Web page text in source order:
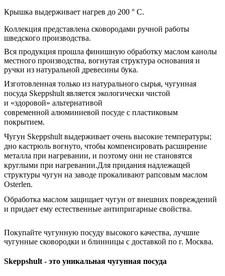
Крышка выдерживает нагрев до 200 ° C.
Коллекция представлена сковородами ручной работы
шведского производства.
Вся продукция прошла финишную обработку маслом канолы
местного производства, вогнутая структура основания и
ручки из натуральной древесины бука.
Изготовленная только из натурального сырья, чугунная
посуда Skeppshult является экологически чистой
и «здоровой» альтернативой
современной алюминиевой посуде с пластиковым
покрытием.
Чугун Skeppshult выдерживает очень высокие температуры;
дно кастрюль вогнуто, чтобы компенсировать расширение
металла при нагревании, и поэтому они не становятся
круглыми при нагревании.Для придания надлежащей
структуры чугун на заводе прокаливают рапсовым маслом
Osterlen.
Обработка маслом защищает чугун от внешних повреждений
и придает ему естественные антипригарные свойства.
Покупайте чугунную посуду высокого качества, лучшие
чугунные сковородки и блинницы с доставкой по г. Москва.
Skeppshult - это уникальная чугунная посуда